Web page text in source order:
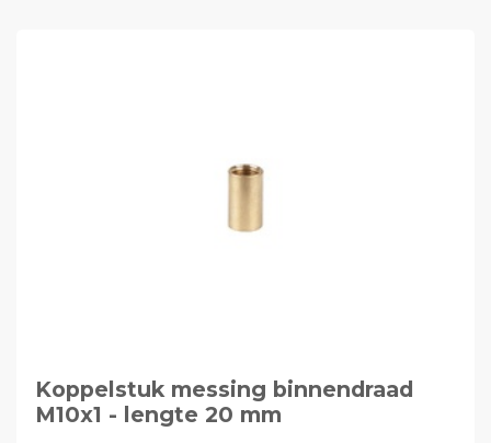
Koppelstuk messing binnendraad
M10x1 - lengte 20 mm